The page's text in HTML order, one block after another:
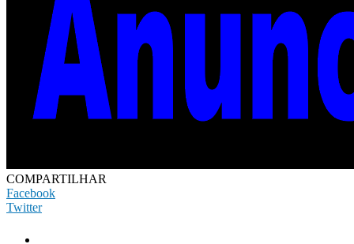
COMPARTILHAR
Facebook
Twitter